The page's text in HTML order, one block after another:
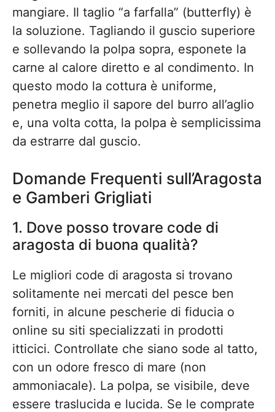
mangiare. Il taglio “a farfalla” (butterfly) è
la soluzione. Tagliando il guscio superiore
e sollevando la polpa sopra, esponete la
carne al calore diretto e al condimento. In
questo modo la cottura è uniforme,
penetra meglio il sapore del burro all’aglio
e, una volta cotta, la polpa è semplicissima
da estrarre dal guscio.
Domande Frequenti sull’Aragosta
e Gamberi Grigliati
1. Dove posso trovare code di
aragosta di buona qualità?
Le migliori code di aragosta si trovano
solitamente nei mercati del pesce ben
forniti, in alcune pescherie di fiducia o
online su siti specializzati in prodotti
itticici. Controllate che siano sode al tatto,
con un odore fresco di mare (non
ammoniacale). La polpa, se visibile, deve
essere traslucida e lucida. Se le comprate